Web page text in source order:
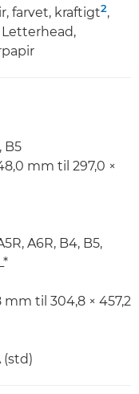
farvet, kraftigt2,
B5
mm til 297,0 ×
A6R, B4, B5,
til 304,8 × 457,2